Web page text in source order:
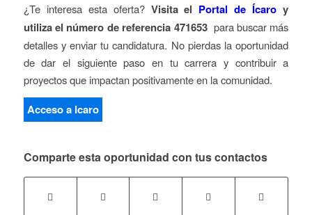
¿Te interesa esta oferta? Visita el Portal de Ícaro y
utiliza el número de referencia 471653para buscar más
detalles y enviar tu candidatura. No pierdas la oportunidad
de dar el siguiente paso en tu carrera y contribuir a
proyectos que impactan positivamente en la comunidad.
Acceso a Icaro
Comparte esta oportunidad con tus contactos